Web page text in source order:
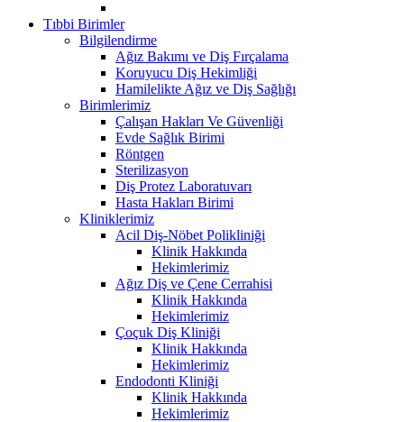
Tıbbi Birimler
Bilgilendirme
Ağız Bakımı ve Diş Fırçalama
Koruyucu Diş Hekimliği
Hamilelikte Ağız ve Diş Sağlığı
Birimlerimiz
Çalışan Hakları Ve Güvenliği
Evde Sağlık Birimi
Röntgen
Sterilizasyon
Diş Protez Laboratuvarı
Hasta Hakları Birimi
Kliniklerimiz
Acil Diş-Nöbet Polikliniği
Klinik Hakkında
Hekimlerimiz
Ağız Diş ve Çene Cerrahisi
Klinik Hakkında
Hekimlerimiz
Çoçuk Diş Kliniği
Klinik Hakkında
Hekimlerimiz
Endodonti Kliniği
Klinik Hakkında
Hekimlerimiz